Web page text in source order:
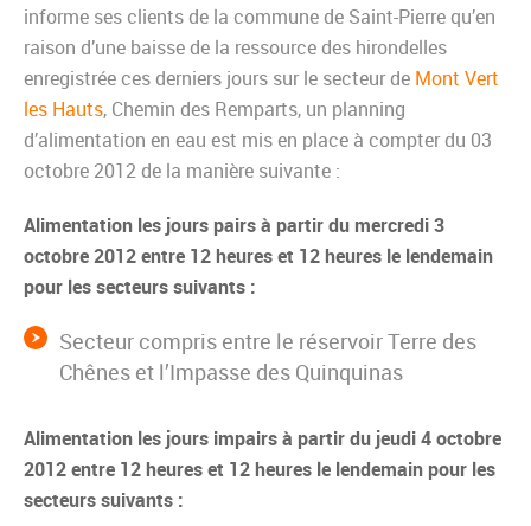
informe ses clients de la commune de Saint-Pierre qu’en
raison d’une baisse de la ressource des hirondelles
enregistrée ces derniers jours sur le secteur de Mont Vert
les Hauts, Chemin des Remparts, un planning
d’alimentation en eau est mis en place à compter du 03
octobre 2012 de la manière suivante :
Alimentation les jours pairs à partir du mercredi 3
octobre 2012 entre 12 heures et 12 heures le lendemain
pour les secteurs suivants :
Secteur compris entre le réservoir Terre des
Chênes et l’Impasse des Quinquinas
Alimentation les jours impairs à partir du jeudi 4 octobre
2012 entre 12 heures et 12 heures le lendemain pour les
secteurs suivants :